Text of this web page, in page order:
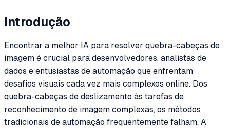
Introdução
Encontrar a melhor IA para resolver quebra-cabeças de
imagem é crucial para desenvolvedores, analistas de
dados e entusiastas de automação que enfrentam
desafios visuais cada vez mais complexos online. Dos
quebra-cabeças de deslizamento às tarefas de
reconhecimento de imagem complexas, os métodos
tradicionais de automação frequentemente falham. A